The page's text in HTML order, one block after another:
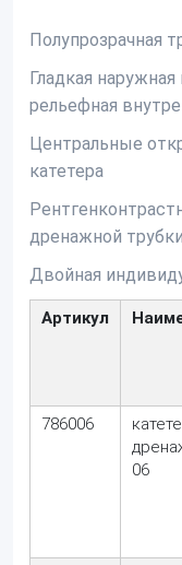
Полупрозрачная
Гладкая
рельефная
Центральные
катетера
дренажной трубки
Двойная
Артикул
786006
06